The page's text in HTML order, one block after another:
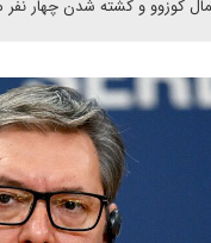
کوزوو و کشته شدن چهار